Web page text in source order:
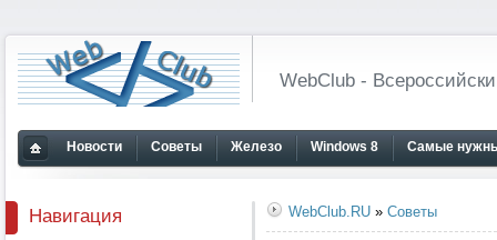
WebClub -
Новости Советы Железо Windows 8 Самые
WebClub.RU » Советы
Навигация